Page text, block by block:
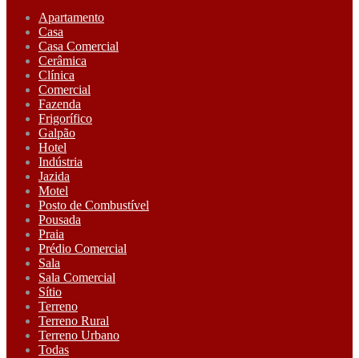
Apartamento
Casa
Casa Comercial
Cerâmica
Clínica
Comercial
Fazenda
Frigorífico
Galpão
Hotel
Indústria
Jazida
Motel
Posto de Combustível
Pousada
Praia
Prédio Comercial
Sala
Sala Comercial
Sítio
Terreno
Terreno Rural
Terreno Urbano
Todas